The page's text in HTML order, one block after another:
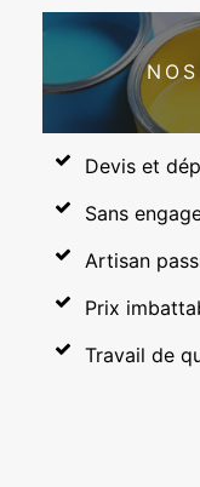
Devis et
Sans
Artisan
Prix
Travail de